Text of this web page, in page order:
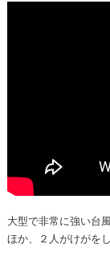
大型で非常に強い台
ほか、２人がけがをし